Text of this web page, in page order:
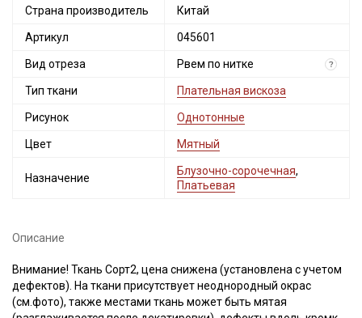
Страна производитель Китай
Артикул 045601
Вид отреза Рвем по нитке ?
Тип ткани Плательная вискоза
Рисунок Однотонные
Цвет Мятный
Назначение
Блузочно-сорочечная,
Платьевая
Описание
Внимание! Ткань Сорт2, цена снижена (установлена с учетом
дефектов). На ткани присутствует неоднородный окрас
(см.фото), также местами ткань может быть мятая